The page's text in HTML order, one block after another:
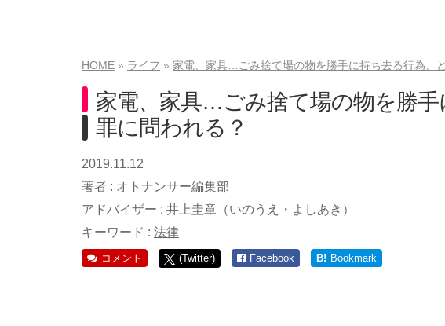
HOME ライフ 家電、家具…ごみ捨て場の物を勝手に持ち去る行為、
家電、家具…ごみ捨て場の物を勝
罪に問われる？
2019.11.12
著者 : オトナンサー編集部
アドバイザー : 井上圭章（いのうえ・よしあき）
キーワード : 法律
コメント (Twitter) Facebook B! Bookmark